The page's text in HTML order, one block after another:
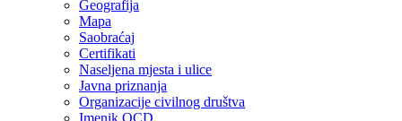
Geografija
Mapa
Saobraćaj
Certifikati
Naseljena mjesta i ulice
Javna priznanja
Organizacije civilnog društva
Imenik OCD